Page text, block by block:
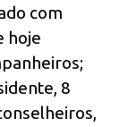
com
hoje
8